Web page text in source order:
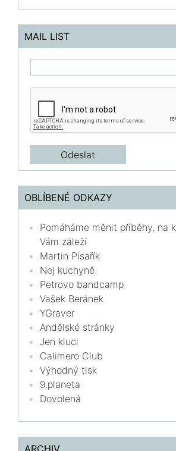
MAIL LIST
OBLÍBENÉ ODKAZY
Pomáháme měnit příběhy, na
Vám záleží
Martin Písařík
Nej kuchyně
Petrovo bandcamp
Vašek Beránek
YGraver
Andělské stránky
Jen kluci
Calimero Club
Výhodný tisk
9.planeta
Dovolená